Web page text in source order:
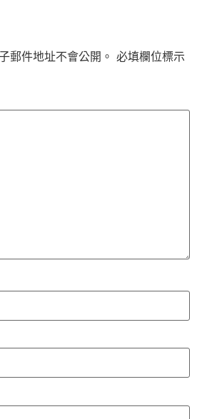
郵件地址不會公開。 必填欄位標示